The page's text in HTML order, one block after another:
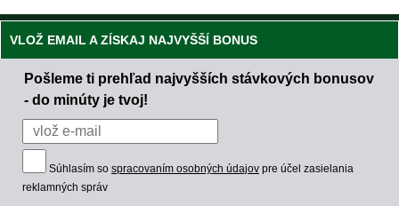
VLOŽ EMAIL A ZÍSKAJ NAJVYŠŠÍ BONUS
Pošleme ti prehľad najvyšších stávkových bonusov
- do minúty je tvoj!
Súhlasím so spracovaním osobných údajov pre účel zasielania
reklamných správ